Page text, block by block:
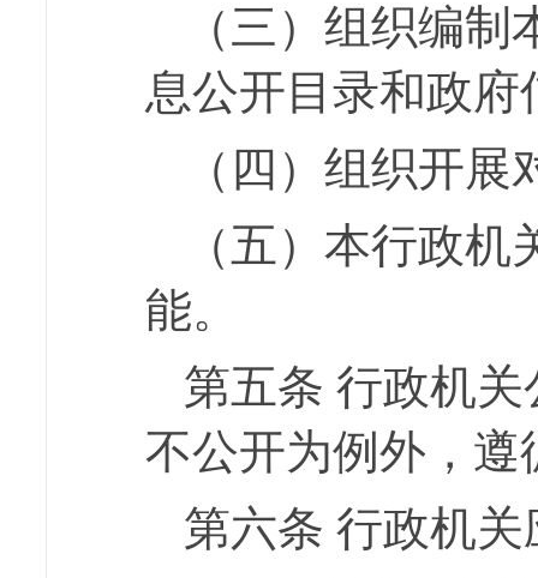
（三）组织编
息公开目录和政
（四）组织开
（五）本行政
能。
第五条 行政机关
不公开为例外，
第六条 行政机关